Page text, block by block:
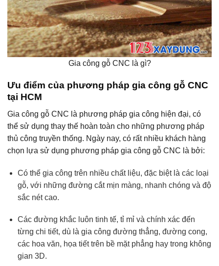
Gia công gỗ CNC là gì?
Ưu điểm của phương pháp gia công gỗ CNC
tại HCM
Gia công gỗ CNC là phương pháp gia công hiện đại, có
thể sử dụng thay thế hoàn toàn cho những phương pháp
thủ công truyền thống. Ngày nay, có rất nhiều khách hàng
chọn lựa sử dụng phương pháp gia công gỗ CNC là bởi:
Có thể gia công trên nhiều chất liệu, đặc biệt là các loại
gỗ, với những đường cắt mịn màng, nhanh chóng và độ
sắc nét cao.
Các đường khắc luôn tinh tế, tỉ mỉ và chính xác đến
từng chi tiết, dù là gia công đường thẳng, đường cong,
các hoa văn, họa tiết trên bề mặt phẳng hay trong không
gian 3D.